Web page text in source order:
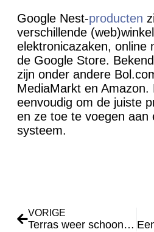
Google Nest-producten
verschillende
elektronicazaken, online
de Google Store.
zijn onder andere
MediaMarkt en Amazon.
eenvoudig om de juiste
en ze toe te voegen aan
systeem.
VORIGE
Terras weer schoon met elektrische terrasreiniger